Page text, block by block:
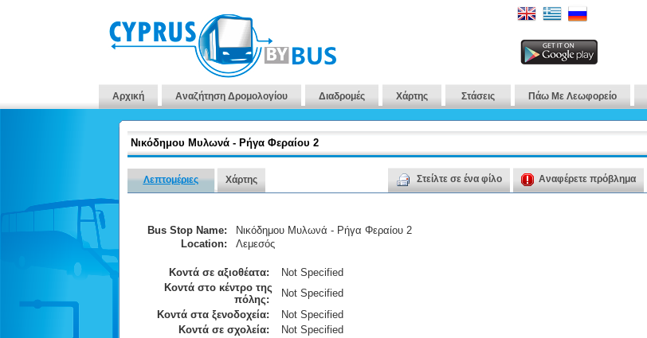
Αρχική Αναζήτηση Δρομολογίου Διαδρομές Χάρτης Στάσεις Πάω Με Λεωφορείο
Νικόδημου Μυλωνά - Ρήγα Φεραίου 2
Λεπτομέριες Χάρτης Στείλτε σε ένα φίλο Αναφέρετε πρόβλημα
Bus Stop Name:
Νικόδημου Μυλωνά - Ρήγα Φεραίου 2
Location:
Λεμεσός
Κοντά σε αξιοθέατα:
Not Specified
Κοντά στο κέντρο της
πόλης:
Not Specified
Κοντά στα ξενοδοχεία:
Not Specified
Κοντά σε σχολεία:
Not Specified